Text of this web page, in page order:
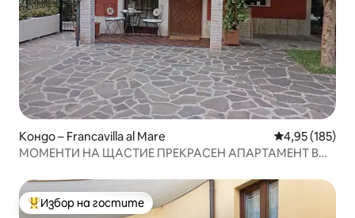
Кондо – Francavilla al Mare Средна
4,95 (185)
МОМЕНТИ НА ЩАСТИЕ ПРЕКРАСЕН АПАРТАМЕНТ В
Най-популярен избор на гостите
Избор на гостите